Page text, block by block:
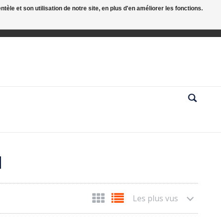
Les plus vus
et son utilisation de notre site, en plus d'en améliorer les fonctions.